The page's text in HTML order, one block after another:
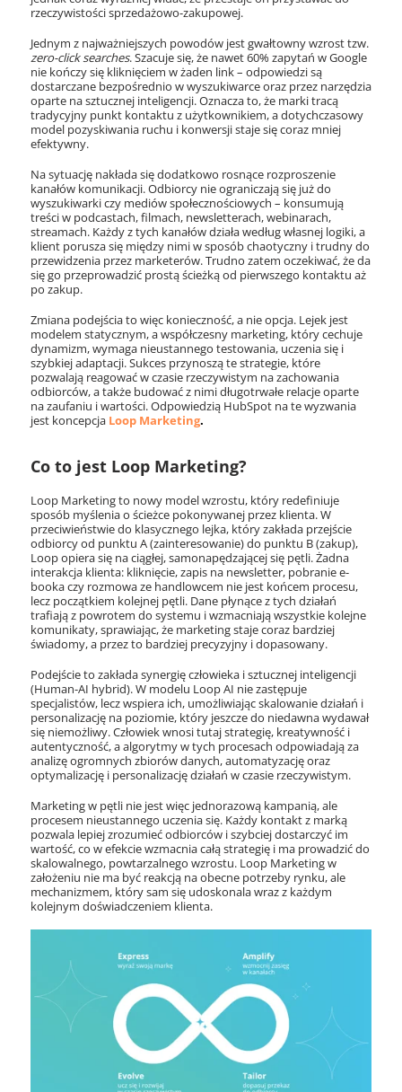
rzeczywistości sprzedażowo-zakupowej.
Jednym z najważniejszych powodów jest gwałtowny wzrost tzw.
zero-click searches. Szacuje się, że nawet 60% zapytań w Google
nie kończy się kliknięciem w żaden link – odpowiedzi są
dostarczane bezpośrednio w wyszukiwarce oraz przez narzędzia
oparte na sztucznej inteligencji. Oznacza to, że marki tracą
tradycyjny punkt kontaktu z użytkownikiem, a dotychczasowy
model pozyskiwania ruchu i konwersji staje się coraz mniej
efektywny.
Na sytuację nakłada się dodatkowo rosnące rozproszenie
kanałów komunikacji. Odbiorcy nie ograniczają się już do
wyszukiwarki czy mediów społecznościowych – konsumują
treści w podcastach, filmach, newsletterach, webinarach,
streamach. Każdy z tych kanałów działa według własnej logiki, a
klient porusza się między nimi w sposób chaotyczny i trudny do
przewidzenia przez marketerów. Trudno zatem oczekiwać, że da
się go przeprowadzić prostą ścieżką od pierwszego kontaktu aż
po zakup.
Zmiana podejścia to więc konieczność, a nie opcja. Lejek jest
modelem statycznym, a współczesny marketing, który cechuje
dynamizm, wymaga nieustannego testowania, uczenia się i
szybkiej adaptacji. Sukces przynoszą te strategie, które
pozwalają reagować w czasie rzeczywistym na zachowania
odbiorców, a także budować z nimi długotrwałe relacje oparte
na zaufaniu i wartości. Odpowiedzią HubSpot na te wyzwania
jest koncepcja Loop Marketing.
Co to jest Loop Marketing?
Loop Marketing to nowy model wzrostu, który redefiniuje
sposób myślenia o ścieżce pokonywanej przez klienta. W
przeciwieństwie do klasycznego lejka, który zakłada przejście
odbiorcy od punktu A (zainteresowanie) do punktu B (zakup),
Loop opiera się na ciągłej, samonapędzającej się pętli. Żadna
interakcja klienta: kliknięcie, zapis na newsletter, pobranie e-
booka czy rozmowa ze handlowcem nie jest końcem procesu,
lecz początkiem kolejnej pętli. Dane płynące z tych działań
trafiają z powrotem do systemu i wzmacniają wszystkie kolejne
komunikaty, sprawiając, że marketing staje coraz bardziej
świadomy, a przez to bardziej precyzyjny i dopasowany.
Podejście to zakłada synergię człowieka i sztucznej inteligencji
(Human-AI hybrid). W modelu Loop AI nie zastępuje
specjalistów, lecz wspiera ich, umożliwiając skalowanie działań i
personalizację na poziomie, który jeszcze do niedawna wydawał
się niemożliwy. Człowiek wnosi tutaj strategię, kreatywność i
autentyczność, a algorytmy w tych procesach odpowiadają za
analizę ogromnych zbiorów danych, automatyzację oraz
optymalizację i personalizację działań w czasie rzeczywistym.
Marketing w pętli nie jest więc jednorazową kampanią, ale
procesem nieustannego uczenia się. Każdy kontakt z marką
pozwala lepiej zrozumieć odbiorców i szybciej dostarczyć im
wartość, co w efekcie wzmacnia całą strategię i ma prowadzić do
skalowalnego, powtarzalnego wzrostu. Loop Marketing w
założeniu nie ma być reakcją na obecne potrzeby rynku, ale
mechanizmem, który sam się udoskonala wraz z każdym
kolejnym doświadczeniem klienta.